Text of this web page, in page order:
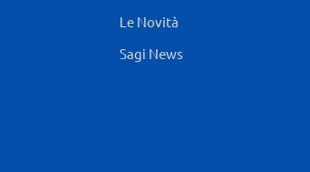
Le Novità
Sagi News